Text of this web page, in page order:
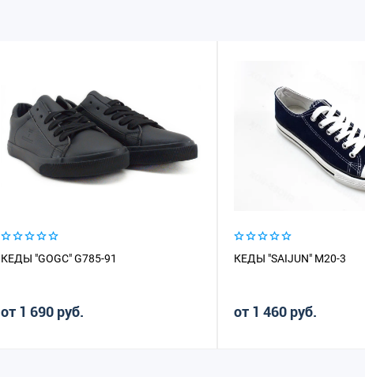
КЕДЫ "GOGC" G785-91
от 1 690 руб.
КЕДЫ "SAIJUN" M20-3
от 1 460 руб.